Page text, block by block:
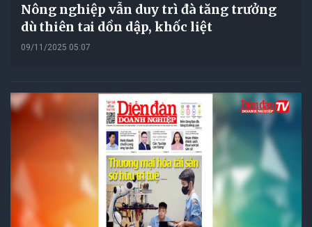
Nông nghiệp vẫn duy trì đà tăng trưởng
dù thiên tai dồn dập, khốc liệt
09/11/2025 05:07